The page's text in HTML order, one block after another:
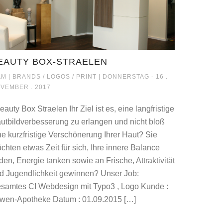
BOX-STRAELEN
| BRANDS / LOGOS / PRINT BEAUTY BOX-STRAELEN
| DONNERSTAG - 16 .
. 2017
Box Straelen Ihr Ziel ist es, eine langfristige
zu erlangen und nicht bloß
kurzfristige Verschönerung Ihrer Haut? Sie
etwas Zeit für sich, Ihre innere Balance
Energie tanken sowie an Frische, Attraktivität
Jugendlichkeit gewinnen? Unser Job:
CI Webdesign mit Typo3 , Logo Kunde :
Apotheke Datum : 01.09.2015 […]